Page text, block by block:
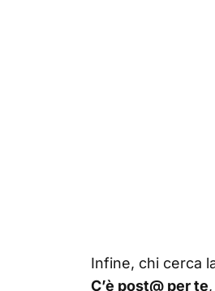
Infine, chi cerca
C’è post@ per te